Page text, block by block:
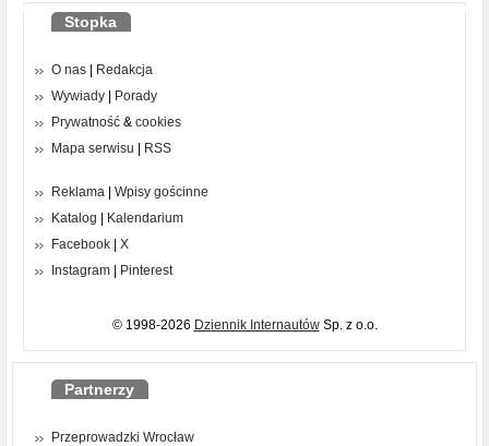
Stopka
O nas
Redakcja
Wywiady
Porady
Prywatność & cookies
Mapa serwisu
RSS
Reklama
Wpisy gościnne
Katalog
Kalendarium
Facebook
X
Instagram
Pinterest
© 1998-2026 Dziennik InternautówSp. z o.o.
Partnerzy
Przeprowadzki Wrocław